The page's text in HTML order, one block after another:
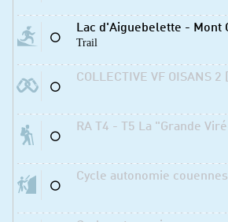
⚪
Lac d'Aiguebelette - Mont
Trail
⚪
COLLECTIVE VF OISANS
⚪
RA T4 - T5 La "Grande
⚪
Cycle autonomie